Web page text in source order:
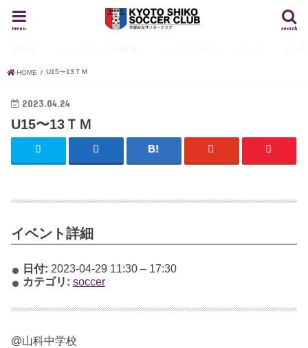
search
menu
HOME U15〜13ＴＭ
2023.04.24
U15〜13ＴＭ
イベント詳細
日付: 2023-04-29 11:30– 17:30
カテゴリ: soccer
@山科中学校